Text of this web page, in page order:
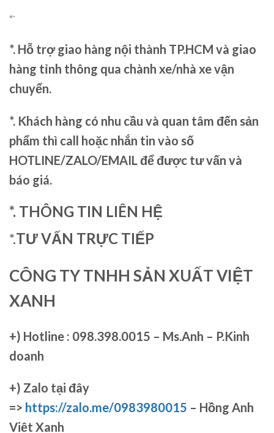
“`
*. Hỗ trợ giao hàng nội thành TP.HCM và giao
hàng tỉnh thông qua chành xe/nhà xe vận
chuyển.
*. Khách hàng có nhu cầu và quan tâm đến sản
phẩm thì call hoặc nhắn tin vào số
HOTLINE/ZALO/EMAIL để được tư vấn và
báo giá.
*. THÔNG TIN LIÊN HỆ
*.TƯ VẤN TRỰC TIẾP
CÔNG TY TNHH SẢN XUẤT VIỆT
XANH
+) Hotline : 098.398.0015 – Ms.Anh – P.Kinh
doanh
+) Zalo tại đây
=> https://zalo.me/0983980015 – Hồng Anh
Việt Xanh